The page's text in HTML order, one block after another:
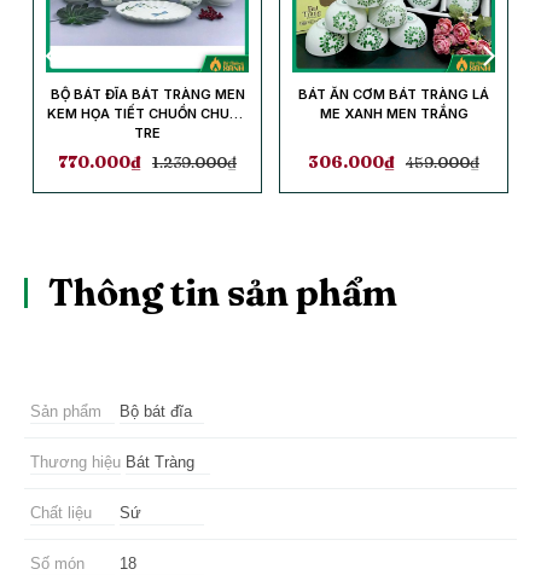
BỘ BÁT ĐĨA BÁT TRÀNG MEN
KEM HỌA TIẾT CHUỒN CHUỒN
TRE
770.000₫ 1.239.000₫
BÁT ĂN CƠM BÁT TRÀNG LÁ
ME XANH MEN TRẮNG
306.000₫ 459.000₫
Thông tin sản phẩm
Sản phẩm Bộ bát đĩa
Thương hiệu Bát Tràng
Chất liệu Sứ
Số món 18